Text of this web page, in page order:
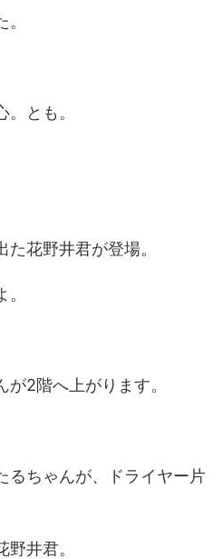
とも。
花野井君が登場。
が2階へ上がります。
るちゃんが、ドライヤー片
井君。